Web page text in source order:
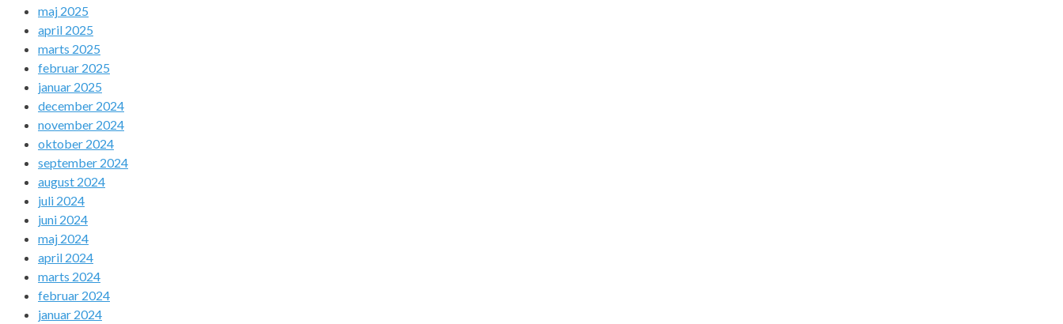
maj 2025
april 2025
marts 2025
februar 2025
januar 2025
december 2024
november 2024
oktober 2024
september 2024
august 2024
juli 2024
juni 2024
maj 2024
april 2024
marts 2024
februar 2024
januar 2024